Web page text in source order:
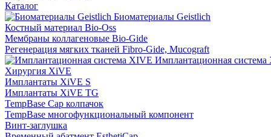
Каталог
Биоматериалы Geistlich
Костный материал Bio-Oss
Мембраны коллагеновые Bio-Gide
Регенерация мягких тканей Fibro-Gide, Mucograft
Имплантационная
Хирургия XiVE
Имплантаты XiVE S
Имплантаты XiVE TG
TempBase Cap колпачок
TempBase многофункциональный компонент
Винт-заглушка